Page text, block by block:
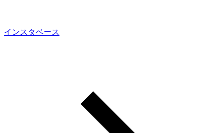
インスタベース